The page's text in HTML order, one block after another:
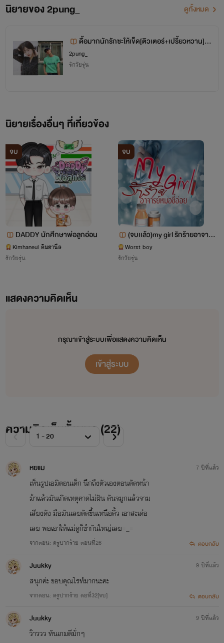
นิยายของ 2pung_ ดูทั้งหมด
ดื้อมากนักรักซะให้เข็ด[ติวเตอร์+เปรี้ยวหวาน] 1
8+
2pung_
รักวัยรุ่น
นิยายเรื่องอื่นๆ ที่เกี่ยวข้อง
จบ
DADDY นักศึกษาพ่อลูกอ่อน
Kimhaneul คิมฮานึล
รักวัยรุ่น
จบ
(จบเเล้ว)my girl รักร้ายอาจารย์
หมอขี้อ่อย(ซื้อยกชุดลด15%)
Worst boy
รักวัยรุ่น
แสดงความคิดเห็น
กรุณาเข้าสู่ระบบเพื่อแสดงความคิดเห็น
เข้าสู่ระบบ
ความคิดเห็นทั้งหมด (22)
หยแม
เห็นรูปเอมิตอนเด็ก นึกถึงตัวเองตอนตัดหน้า
ม้าแล้วมันเกิดเหตุคาดไม่ฝัน คันจมูกแล้วจาม
เสียงดัง มือมันเลยตัดขึ้นเหนือคิ้ว เอาสะเด๋อ
เลย พอเอาให้แม่ดูก็ขำกันใหญ่เลย=_=
จากตอน: ครูปากร้าย ตอนที่26
7 ปีที่แล้ว
ตอบกลับ
Juukky
สนุกค่ะ ขอบคุณไรท์มากนะคะ
จากตอน: ครูปากร้าย ตอที่32[จบ]
9 ปีที่แล้ว
ตอบกลับ
Juukky
ว๊าววว ทันเกมดีมั่กๆ
9 ปีที่แล้ว